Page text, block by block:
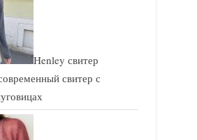
Henley свитер
свитер с